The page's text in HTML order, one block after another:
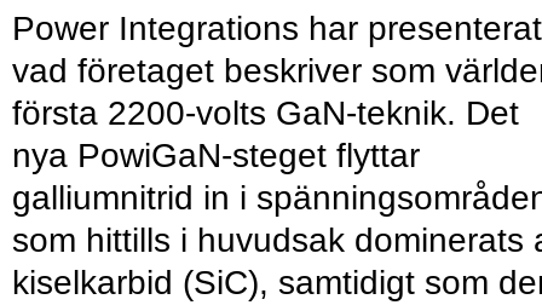
Power Integrations har presenterat
vad företaget beskriver som
första 2200-volts GaN-teknik. Det
nya PowiGaN-steget flyttar
galliumnitrid in i
som hittills i huvudsak dominerats
kiselkarbid (SiC), samtidigt som